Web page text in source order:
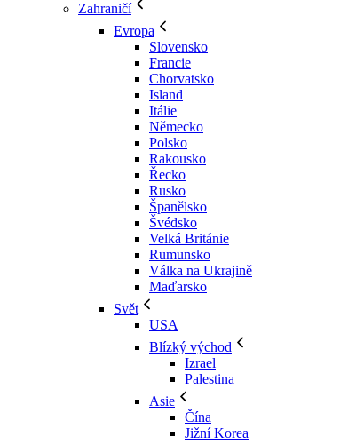
Zahraničí
Evropa
Slovensko
Francie
Chorvatsko
Island
Itálie
Německo
Polsko
Rakousko
Řecko
Rusko
Španělsko
Švédsko
Velká Británie
Rumunsko
Válka na Ukrajině
Maďarsko
Svět
USA
Blízký východ
Izrael
Palestina
Asie
Čína
Jižní Korea